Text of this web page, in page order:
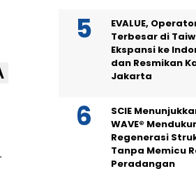
EVALUE,
Terbesar di
Ekspansi ke
dan Resmikan
Jakarta
SCIE
WAVE®
Regenerasi
Tanpa Memicu
Peradangan